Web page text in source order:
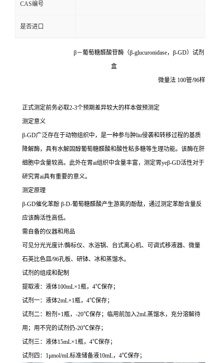
CAS编号
是否进口
β－葡萄糖醛酸苷酶（β-glucuronidase，β-GD）试剂
盒
微量法 100管/96样
正式测定前务必取2-3个预期差异较大的样本做预测定
测定意义
β-GD广泛存在于动物组织中，是一种参与肿liu侵袭和转移过程的基质
降解酶，具有水解固醇葡萄糖醛酸和酸性粘多糖等生理功能。该酶在肝
细胞中含量较高。此外在胃ai组织中含量丰富，测定胃yeβ-GD活性对于
研究胃ai具有重要的意义。
测定原理
β-GD催化苯酚 β-D-葡萄糖醛酸产生游离的酚酞，通过测定苯酚含量反
应该酶活性高低。
需自备的仪器和用品
可见分光光度计/酶标仪、水浴锅、台式离心机、可调式移液器、微量
石英比色皿/96孔板、研钵、冰和蒸馏水。
试剂的组成和配制
提取液：液体100mL×1瓶，4℃保存；
试剂一：液体2mL×1瓶，4℃保存；
试剂二：粉剂×1瓶，-20℃保存；临用前加入2mL蒸馏水，充分溶解待
用；用不完的试剂仍-20℃保存；
试剂三：液体15mL×1瓶，4℃保存；
试剂四：1μmol/mL标准储备液10mL，4℃保存；